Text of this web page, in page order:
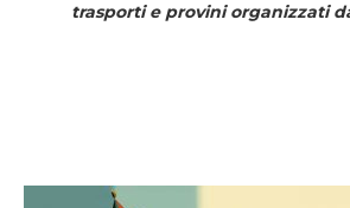
trasporti e provini organizzati